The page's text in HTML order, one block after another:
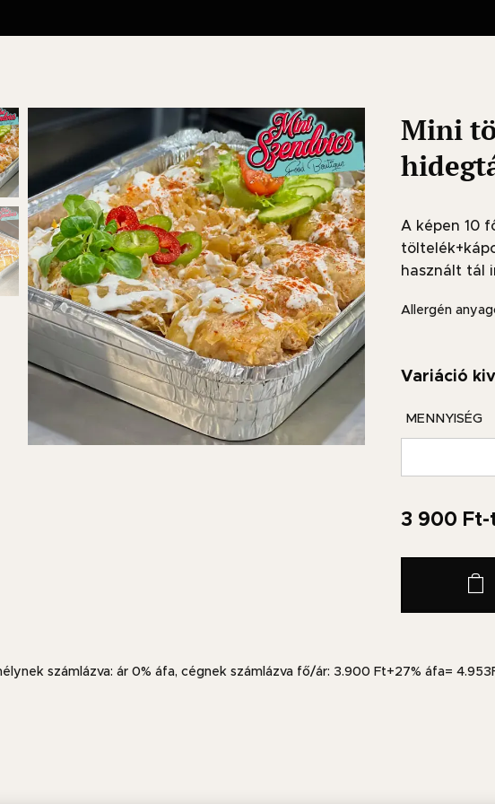
Mini
A képen 10
használt tál
Allergén
Variáció
MENNYISÉG
3 900 Ft-
számlázva: ár 0% áfa, cégnek számlázva fő/ár: 3.900 Ft+27% áfa=